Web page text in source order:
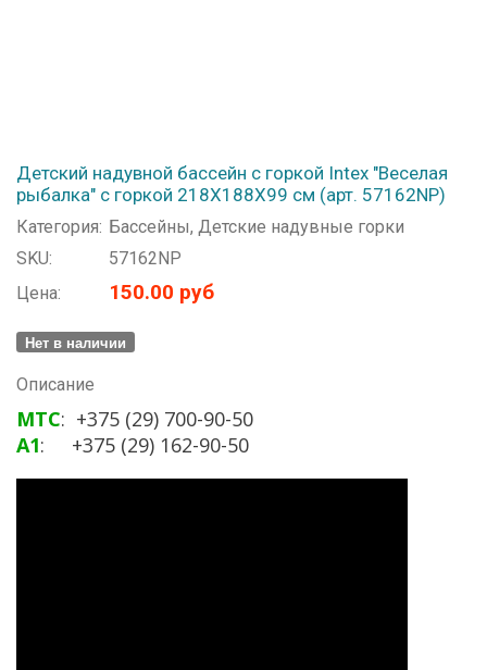
Детский надувной бассейн с горкой Intex "Веселая
рыбалка" с горкой 218Х188Х99 см (арт. 57162NP)
Категория: Бассейны, Детские надувные горки
SKU:
57162NP
Цена:
150.00 руб
Нет в наличии
Описание
МТС: +375 (29) 700-90-50
А1: +375 (29) 162-90-50